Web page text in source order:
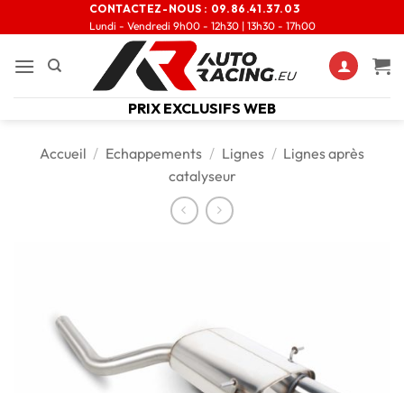
CONTACTEZ-NOUS : 09.86.41.37.03
Lundi - Vendredi 9h00 - 12h30 | 13h30 - 17h00
PRIX EXCLUSIFS WEB
Accueil / Echappements / Lignes / Lignes après
catalyseur